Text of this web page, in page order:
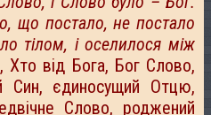
що постало, не постало
тілом, і оселилося між
Хто від Бога, Бог Слово,
Син, єдиносущий Отцю,
Слово, роджений